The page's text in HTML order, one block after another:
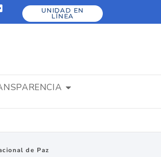
UNIDAD EN
LÍNEA
de Paz